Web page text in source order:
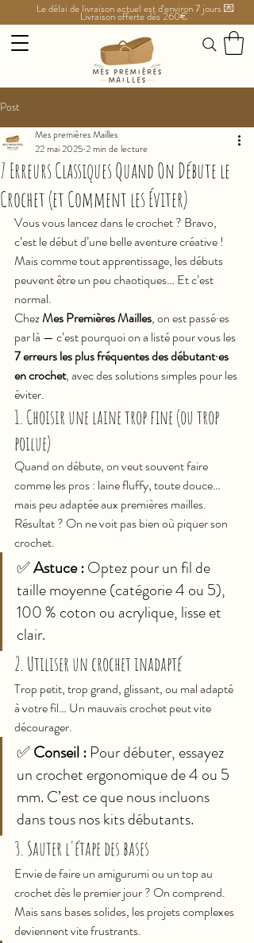
Le délai de livraison actuel est d'environ 7 jours 💌
Livraison offerte dès 260€
Post
7 Erreurs Classiques Quand On Débute le
Crochet (et Comment les Éviter)
Mes premières Mailles
22 mai 2025 2 min de lecture
Vous vous lancez dans le crochet ? Bravo,
c’est le début d’une belle aventure créative !
Mais comme tout apprentissage, les débuts
peuvent être un peu chaotiques… Et c’est
normal.
Chez Mes Premières Mailles, on est passé·es
par là — c’est pourquoi on a listé pour vous les
7 erreurs les plus fréquentes des débutant·es
en crochet, avec des solutions simples pour les
éviter.
1. Choisir une laine trop fine (ou trop
poilue)
Quand on débute, on veut souvent faire
comme les pros : laine fluffy, toute douce…
mais peu adaptée aux premières mailles.
Résultat ? On ne voit pas bien où piquer son
crochet.
✅ Astuce : Optez pour un fil de
taille moyenne (catégorie 4 ou 5),
100 % coton ou acrylique, lisse et
clair.
2. Utiliser un crochet inadapté
Trop petit, trop grand, glissant, ou mal adapté
à votre fil… Un mauvais crochet peut vite
décourager.
✅ Conseil : Pour débuter, essayez
un crochet ergonomique de 4 ou 5
mm. C’est ce que nous incluons
dans tous nos kits débutants.
3. Sauter l'étape des bases
Envie de faire un amigurumi ou un top au
crochet dès le premier jour ? On comprend.
Mais sans bases solides, les projets complexes
deviennent vite frustrants.